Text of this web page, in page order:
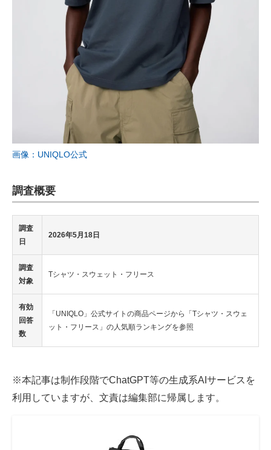
画像：UNIQLO公式
調査概要
調査
日
2026年5月18日
調査
対象
Tシャツ・スウェット・フリース
有効
回答
数
「UNIQLO」公式サイトの商品ページから「Tシャツ・スウェ
ット・フリース」の人気順ランキングを参照
※本記事は制作段階でChatGPT等の生成系AIサービスを
利用していますが、文責は編集部に帰属します。